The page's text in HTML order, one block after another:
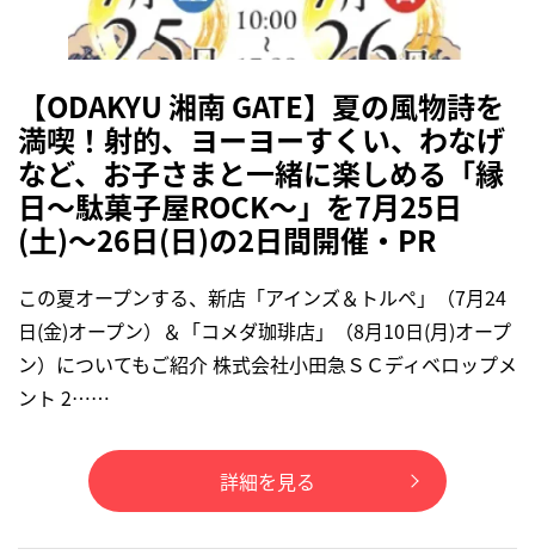
【ODAKYU 湘南 GATE】夏の風物詩を
満喫！射的、ヨーヨーすくい、わなげ
など、お子さまと一緒に楽しめる「縁
日～駄菓子屋ROCK～」を7月25日
(土)～26日(日)の2日間開催・PR
この夏オープンする、新店「アインズ＆トルペ」（7月24
日(金)オープン）＆「コメダ珈琲店」（8月10日(月)オープ
ン）についてもご紹介 株式会社小田急ＳＣディベロップメ
ント 2……
詳細を見る